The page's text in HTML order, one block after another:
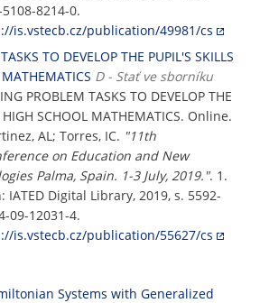
8214-0.
is.vstecb.cz/publication/49981/cs
TO DEVELOP THE PUPIL'S SKILLS
D - Stať ve sborníku
PROBLEM TASKS TO DEVELOP THE
HIGH SCHOOL MATHEMATICS. Online.
AL; Torres, IC. "11th
on Education and New
Palma, Spain. 1-3 July, 2019.". 1.
IATED Digital Library, 2019, s. 5592-
09-12031-4.
is.vstecb.cz/publication/55627/cs
Systems with Generalized